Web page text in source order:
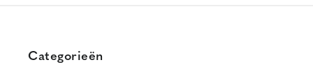
Categorieën